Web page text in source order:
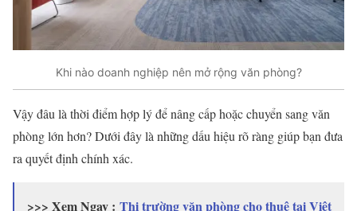
Khi nào doanh nghiệp nên mở rộng văn phòng?
Vậy đâu là thời điểm hợp lý để nâng cấp hoặc chuyển sang văn
phòng lớn hơn? Dưới đây là những dấu hiệu rõ ràng giúp bạn đưa
ra quyết định chính xác.
>>> Xem Ngay : Thị trường văn phòng cho thuê tại Việt